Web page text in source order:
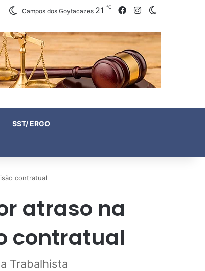
Campos dos Goytacazes 21 ℃ FacebookInstagram
SST/ ERGO
contratual
atraso na
contratual
Trabalhista